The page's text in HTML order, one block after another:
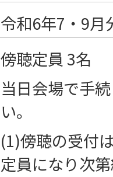
令和6年7・9月
傍聴定員 3名
当日会場で手
い。
(1)傍聴の受付
定員になり次